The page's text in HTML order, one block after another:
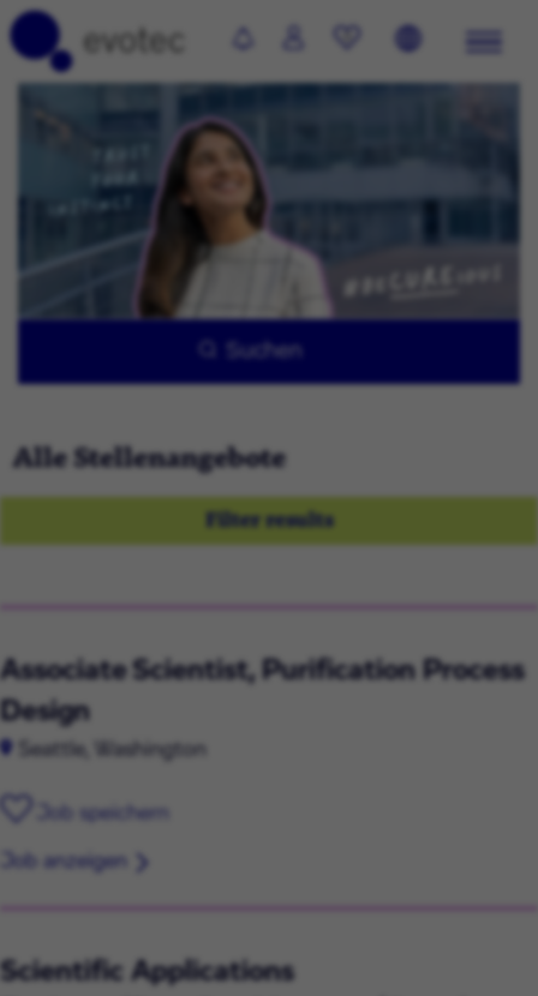
Suchen
Alle Stellenangebote
Filter results
Associate Scientist, Purification Process
Design
Seattle, Washington
Job speichern
Job anzeigen
Scientific Applications